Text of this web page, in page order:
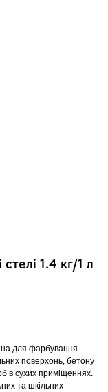
1.4 кг/1 л
для фарбування
поверхонь, бетону
в сухих приміщеннях.
та шкільних